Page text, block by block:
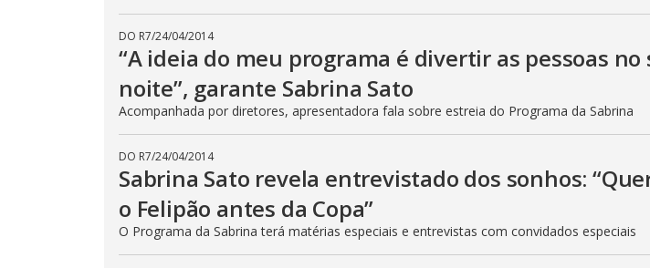
DO R7/24/04/2014
“A ideia do meu programa é divertir as pessoas no
noite”, garante Sabrina Sato
Acompanhada por diretores, apresentadora fala sobre estreia do Programa da Sabrina
DO R7/24/04/2014
Sabrina Sato revela entrevistado dos sonhos:
o Felipão antes da Copa”
O Programa da Sabrina terá matérias especiais e entrevistas com convidados especiais